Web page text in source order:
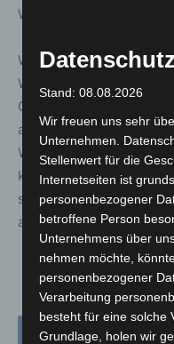
Weihnachtsbäume
Weihnachtsbäume
Wertstoffhöfen, den
Grüngutannahmestellen
angenommen. Auf den
Weihnachtsbäume
kompostiert. Da
sich nicht recyceln lässt,
abgeschmückt zu
Stand: 08.08.2026
Wir freuen uns sehr
Unternehmen.
Stellenwert für die
Internetseiten ist
personenbezogener
betroffene Person
Unternehmens über
nehmen möchte,
personenbezogener
Verarbeitung
besteht für eine solche
Grundlage, holen wir